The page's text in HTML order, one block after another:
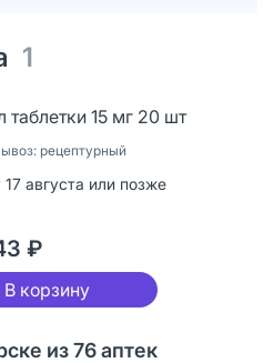
1
таблетки 15 мг 20 шт
рецептурный
17 августа или позже
₽
В корзину
из 76 аптек